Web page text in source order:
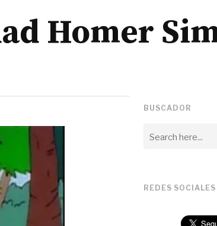
Homer
BUSCADOR
REDES SOCIALES